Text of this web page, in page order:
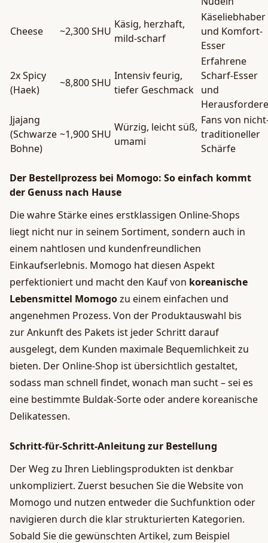
Cheese ~2,300 SHU
Käsig, herzhaft,
mild-scharf
Käseliebhaber
und Komfort-
Esser
2x Spicy
(Haek)
~8,800 SHU
Intensiv feurig,
tiefer Geschmack
Erfahrene
Scharf-Esser
und
Jjajang
(Schwarze
Bohne)
~1,900 SHU
Würzig, leicht süß,
umami
Fans von
traditioneller
Schärfe
Der Bestellprozess bei Momogo: So einfach kommt
der Genuss nach Hause
Die wahre Stärke eines erstklassigen Online-Shops
liegt nicht nur in seinem Sortiment, sondern auch in
einem nahtlosen und kundenfreundlichen
Einkaufserlebnis. Momogo hat diesen Aspekt
perfektioniert und macht den Kauf von koreanische
Lebensmittel Momogozu einem einfachen und
angenehmen Prozess. Von der Produktauswahl bis
zur Ankunft des Pakets ist jeder Schritt darauf
ausgelegt, dem Kunden maximale Bequemlichkeit zu
bieten. Der Online-Shop ist übersichtlich gestaltet,
sodass man schnell findet, wonach man sucht – sei es
eine bestimmte Buldak-Sorte oder andere koreanische
Delikatessen.
Schritt-für-Schritt-Anleitung zur Bestellung
Der Weg zu Ihren Lieblingsprodukten ist denkbar
unkompliziert. Zuerst besuchen Sie die Website von
Momogo und nutzen entweder die Suchfunktion oder
navigieren durch die klar strukturierten Kategorien.
Sobald Sie die gewünschten Artikel, zum Beispiel